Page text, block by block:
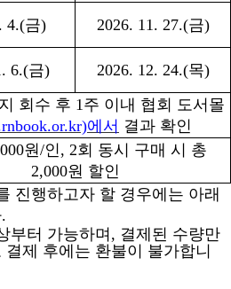
4.(금) 2026. 11. 27.(금)
6.(금) 2026. 12. 24.(목)
회수 후 1주 이내 협회 도서몰
에서 결과 확인
원/인, 2회 동시 구매 시 총
2,000원 할인
진행하고자 할 경우에는 아래
.
부터 가능하며, 결제된 수량만
제 후에는 환불이 불가합니